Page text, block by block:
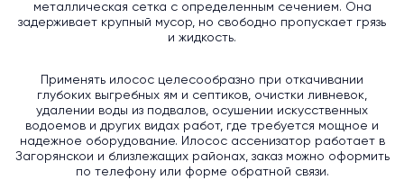
металлическая сетка с определенным сечением. Она
задерживает крупный мусор, но свободно пропускает грязь
и жидкость.
Применять илосос целесообразно при откачивании
глубоких выгребных ям и септиков, очистки ливневок,
удалении воды из подвалов, осушении искусственных
водоемов и других видах работ, где требуется мощное и
надежное оборудование. Илосос ассенизатор работает в
Загорянскои и близлежащих районах, заказ можно оформить
по телефону или форме обратной связи.